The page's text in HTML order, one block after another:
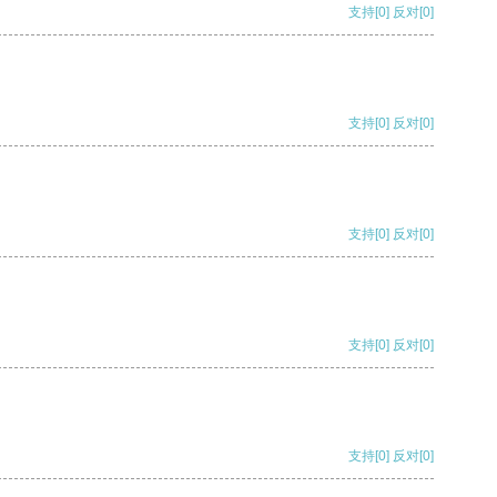
支持[0] 反对[0]
支持[0] 反对[0]
支持[0] 反对[0]
支持[0] 反对[0]
支持[0] 反对[0]